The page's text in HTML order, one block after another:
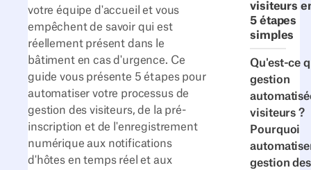
visiteurs
5 étapes
simples
Qu'est-ce
gestion
visiteurs ?
Pourquoi
gestion des
votre équipe d'accueil et vous
empêchent de savoir qui est
réellement présent dans le
bâtiment en cas d'urgence. Ce
guide vous présente 5 étapes pour
automatiser votre processus de
gestion des visiteurs, de la pré-
inscription et de l'enregistrement
numérique aux notifications
d'hôtes en temps réel et aux